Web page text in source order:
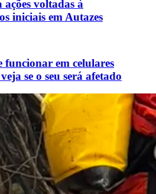
voltadas à
iniciais em Autazes
em celulares
se o seu será afetado